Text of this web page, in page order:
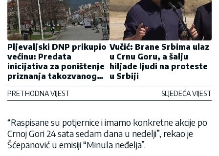
Pljevaljski DNP prikupio
većinu: Predata
inicijativa za poništenje
priznanja takozvanog
Kosova
PRETHODNA VIJEST
Vučić: Brane Srbima ulaz
u Crnu Goru, a šalju
hiljade ljudi na proteste
u Srbiji
SLJEDEĆA VIJEST
“Raspisane su potjernice i imamo konkretne akcije po
Crnoj Gori 24 sata sedam dana u nedelji”, rekao je
Šćepanović u emisiji “Minula neđelja”.